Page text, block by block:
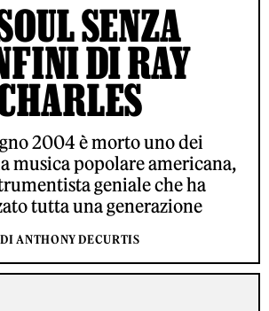
SENZA
DI RAY
2004 è morto uno dei
musica popolare americana,
geniale che ha
tutta una generazione
DI ANTHONY DECURTIS